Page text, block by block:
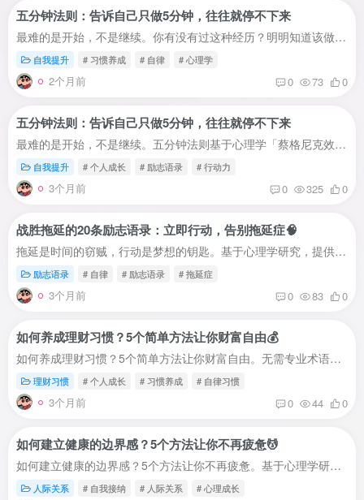
五分钟法则：告诉自己只做5分钟，往往就停不下来
最难的是开始，不是继续。你有没有过这种经历？明明知道该做某件事——写报告、健身、学习、整理房间……但就是迟迟不动手。心里想着'等一下再做'，结果一拖就是一天、一周、甚至一个月。今天要...
自我提升 # 习惯养成 # 自律 # 心理学
2个月前 0 73 0
五分钟法则：告诉自己只做5分钟，往往就停不下来
最难的是开始，不是继续。五分钟法则基于心理学「蔡格尼克效应」，通过降低启动门槛，帮助你突破拖延困境。本文提供完整使用指南、实战案例和常见问题解答，帮你立即行动。为什么「只做五分钟」...
自我提升 # 个人成长 # 励志语录 # 行动力
3个月前 0 325 0
战胜拖延的20条励志语录：立即行动，告别拖延症🧠
拖延是时间的窃贼，行动是梦想的钥匙。基于心理学研究，提供20条实用语录 + 使用场景 + 心理学依据。帮你通过语录激励自己，立即行动，告别拖延症。为什么语录能帮你战胜拖延？🤔哈佛大学研究表...
励志语录 # 自律 # 励志语录 # 拖延症
3个月前 0 83 0
如何养成理财习惯？5个简单方法让你财富自由💰
如何养成理财习惯？5个简单方法让你财富自由。无需专业术语，一看就懂一做就会。帮你通过自律改变理财习惯，实现财富自由。为什么理财习惯很重要？🤔哈佛大学研究表明：养成理财习惯的人，财富...
理财习惯 # 个人成长 # 习惯养成 # 自律习惯
3个月前 0 44 0
如何建立健康的边界感？5个方法让你不再疲惫💆
如何建立健康的边界感？5个方法让你不再疲惫。基于心理学研究，学会课题分离，建立健康关系，摆脱关系疲惫。你是不是也有这些感受？🤔在亲密关系中：伴侣的情绪，你来负责伴侣的选择，你来干涉...
人际关系 # 自我接纳 # 人际关系 # 心理成长